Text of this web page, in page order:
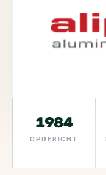
1984
OPGERICHT